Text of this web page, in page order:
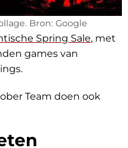
Bron: Google
Spring Sale, met
games van
Team doen ook